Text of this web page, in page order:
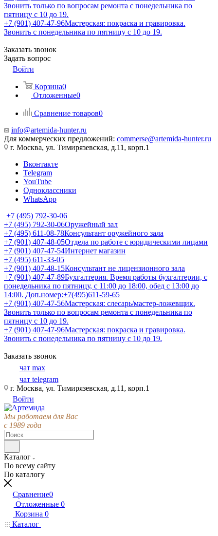
Звонить только по вопросам ремонта с понедельника по
пятницу с 10 до 19.
+7 (901) 407-47-96Мастерская: покраска и гравировка.
Звонить с понедельника по пятницу с 10 до 19.
Заказать звонок
Задать вопрос
Войти
Корзина0
Отложенные0
Сравнение товаров0
info@artemida-hunter.ru
Для коммерческих предложений: commerse@artemida-hunter.ru
г. Москва, ул. Тимирязевская, д.11, корп.1
Вконтакте
Telegram
YouTube
Одноклассники
WhatsApp
+7 (495) 792-30-06
+7 (495) 792-30-06Оружейный зал
+7 (495) 611-08-78Консультант оружейного зала
+7 (901) 407-48-05Отдела по работе с юридическими лицами
+7 (901) 407-47-54Интернет магазин
+7 (495) 611-33-05
+7 (901) 407-48-15Консультант не лицензионного зала
+7 (901) 407-47-89Бухгалтерия. Время работы бухгалтерии, с
понедельника по пятницу, с 11:00 до 18:00, обед с 13:00 до
14:00. Доп.номер:+7(495)611-59-65
+7 (901) 407-47-56Мастерская: слесарь/мастер-ложевщик.
Звонить только по вопросам ремонта с понедельника по
пятницу с 10 до 19.
+7 (901) 407-47-96Мастерская: покраска и гравировка.
Звонить с понедельника по пятницу с 10 до 19.
Заказать звонок
чат max
чат telegram
г. Москва, ул. Тимирязевская, д.11, корп.1
Войти
Мы работаем для Вас
с 1989 года
Каталог
По всему сайту
По каталогу
Сравнение0
Отложенные 0
Корзина 0
Каталог